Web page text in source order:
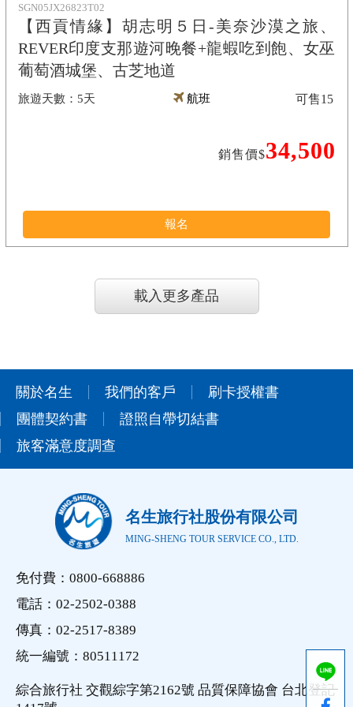
SGN05JX26823T02
【西貢情緣】胡志明５日-美奈沙漠之旅、
REVER印度支那遊河晚餐+龍蝦吃到飽、女巫
葡萄酒城堡、古芝地道
5天 航班
銷售價$34,500
可售15
報名
載入更多產品
關於名生 我們的客戶
刷卡授權書
團體契約書
證照自帶切結書
旅客滿意度調查
名生旅行社股份有限公司
MING-SHENG TOUR SERVICE CO., LTD.
免付費：0800-668886
電話：02-2502-0388
傳真：02-2517-8389
統一編號：80511172
綜合旅行社 交觀綜字第2162號 品質保障協會 台北登記